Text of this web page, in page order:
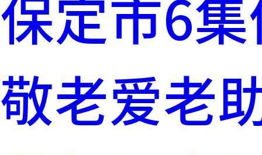
保定市6
敬老爱老